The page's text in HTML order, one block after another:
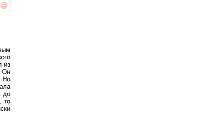
интересует
из
Он
Но
до
то